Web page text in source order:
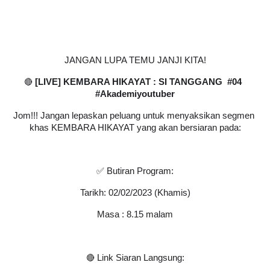
JANGAN LUPA TEMU JANJI KITA!
🔴 [LIVE] KEMBARA HIKAYAT : SI TANGGANG  #04
#Akademiyoutuber
Jom!!! Jangan lepaskan peluang untuk menyaksikan segmen
khas KEMBARA HIKAYAT yang akan bersiaran pada:
✅ Butiran Program:
Tarikh: 02/02/2023 (Khamis)
Masa : 8.15 malam
🔴 Link Siaran Langsung: